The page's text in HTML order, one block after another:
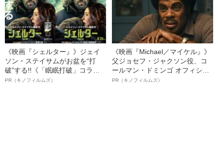
《映画『シェルター』》ジェイ
ソン・ステイサムがお盆を“打
破”する!!《「眠眠打破」コラ
ボ》
PR（キノフィルムズ）
《映画『Michael／マイケル』》
父ジョセフ・ジャクソン役、コ
ールマン・ドミンゴ オフィシャ
ルインタビュー“観客を魅了した
PR（キノフィルムズ）